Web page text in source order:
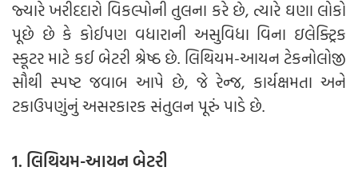
જ્યારે ખરીદદારો વિકલ્પોની તુલના કરે છે, ત્યારે ઘણા લોકો
પૂછે છે કે કોઈપણ વધારાની અસુવિધા વિના ઇલેક્ટ્રિક
સ્કૂટર માટે કઈ બેટરી શ્રેષ્ઠ છે. લિથિયમ-આયન ટેકનોલોજી
સૌથી સ્પષ્ટ જવાબ આપે છે, જે રેન્જ, કાર્યક્ષમતા અને
ટકાઉપણુંનું અસરકારક સંતુલન પૂરું પાડે છે.
1. લિથિયમ-આયન બેટરી